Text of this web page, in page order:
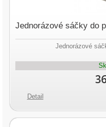
Jednorázové sáčky do
Jednorázové
Detail